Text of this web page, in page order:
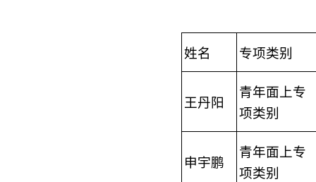
姓名 专项类别
王丹阳
青年面上专
项类别
申宇鹏
青年面上专
项类别